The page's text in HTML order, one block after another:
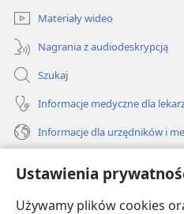
Ustawienia
Używamy plików cookies
Materiały wideo
Nagrania z audiodeskrypcją
Szukaj
Informacje medyczne dla
Informacje dla urzędników i
Darowizny
(opens